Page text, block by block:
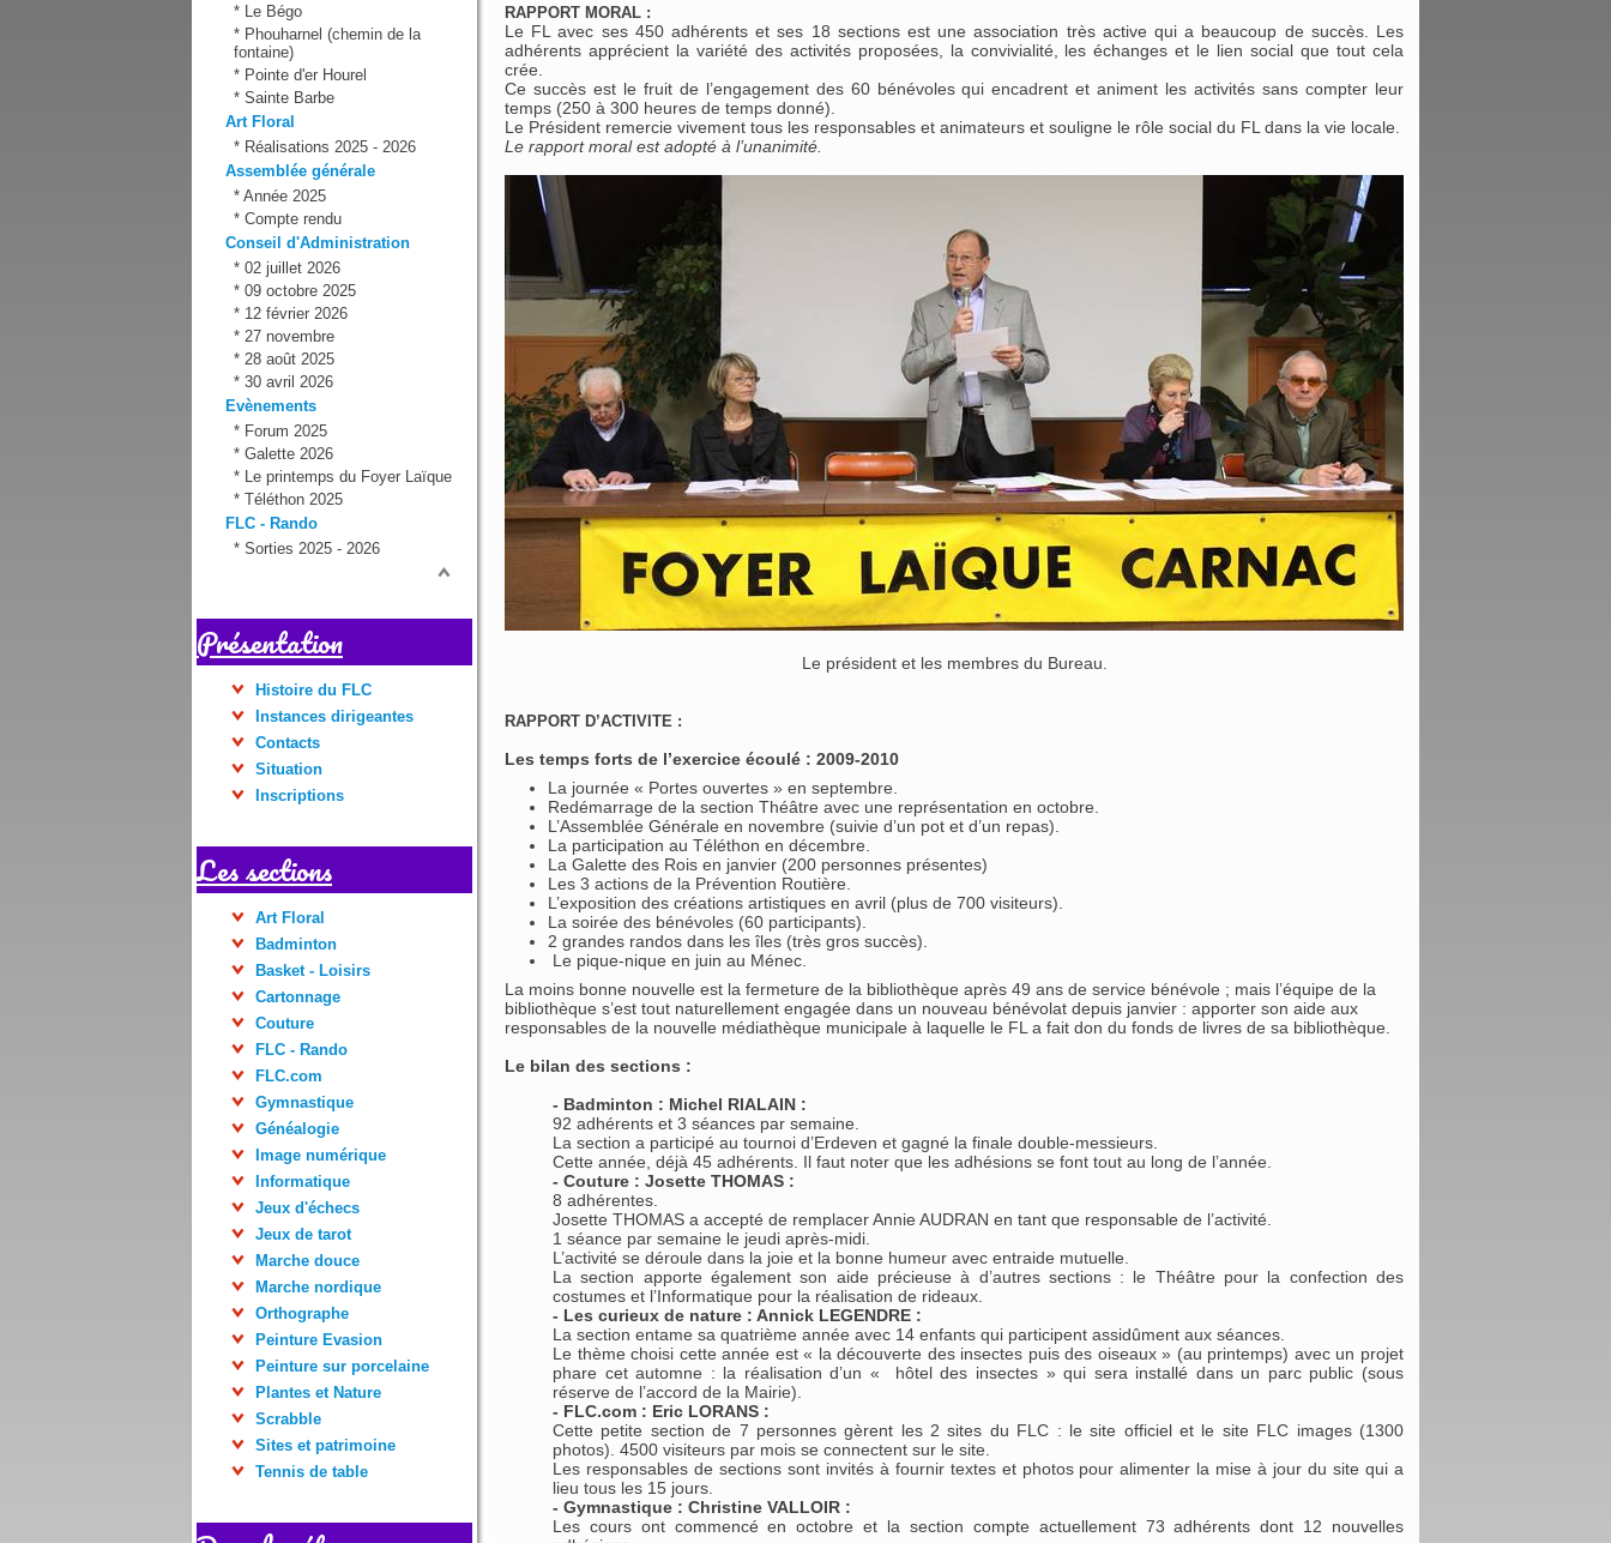
*
Le Bégo
* Phouharnel (chemin de la
fontaine)
* Pointe d'er Hourel
* Sainte Barbe
Art Floral
* Réalisations 2025 - 2026
Assemblée générale
* Année 2025
* Compte rendu
Conseil d'Administration
* 02 juillet 2026
* 09 octobre 2025
* 12 février 2026
* 27 novembre
* 28 août 2025
* 30 avril 2026
Evènements
* Forum 2025
* Galette 2026
*
Le printemps du Foyer Laïque
* Téléthon 2025
FLC - Rando
* Sorties 2025 - 2026
Présentation
Histoire du FLC
Instances dirigeantes
Contacts
Situation
Inscriptions
Les sections
Art Floral
Badminton
Basket - Loisirs
Cartonnage
Couture
FLC - Rando
FLC.com
Gymnastique
Généalogie
Image numérique
Informatique
Jeux d'échecs
Jeux de tarot
Marche douce
Marche nordique
Orthographe
Peinture Evasion
Peinture sur porcelaine
Plantes et Nature
Scrabble
Sites et patrimoine
Tennis de table
RAPPORT MORAL :
Le FL avec ses 450 adhérents et ses 18 sections est une association très active qui a beaucoup de succès. Les
adhérents apprécient la variété des activités proposées, la convivialité, les échanges et le lien social que tout cela
crée.
Ce succès est le fruit de l’engagement des 60 bénévoles qui encadrent et animent les activités sans compter leur
temps (250 à 300 heures de temps donné).
Le Président remercie vivement tous les responsables et animateurs et souligne le rôle social du FL dans la vie locale.
Le rapport moral est adopté à l’unanimité.
Le président et les membres du Bureau.
RAPPORT D’ACTIVITE :
Les temps forts de l’exercice écoulé : 2009-2010
La journée « Portes ouvertes » en septembre.
Redémarrage de la section Théâtre avec une représentation en octobre.
L’Assemblée Générale en novembre (suivie d’un pot et d’un repas).
La participation au Téléthon en décembre.
La Galette des Rois en janvier (200 personnes présentes)
Les 3 actions de la Prévention Routière.
L’exposition des créations artistiques en avril (plus de 700 visiteurs).
La soirée des bénévoles (60 participants).
2 grandes randos dans les îles (très gros succès).
Le pique-nique en juin au Ménec.
La moins bonne nouvelle est la fermeture de la bibliothèque après 49 ans de service bénévole ; mais l’équipe de la
bibliothèque s’est tout naturellement engagée dans un nouveau bénévolat depuis janvier : apporter son aide aux
responsables de la nouvelle médiathèque municipale à laquelle le FL a fait don du fonds de livres de sa bibliothèque.
Le bilan des sections :
- Badminton : Michel RIALAIN :
92 adhérents et 3 séances par semaine.
La section a participé au tournoi d’Erdeven et gagné la finale double-messieurs.
Cette année, déjà 45 adhérents. Il faut noter que les adhésions se font tout au long de l’année.
- Couture : Josette THOMAS :
8 adhérentes.
Josette THOMAS a accepté de remplacer Annie AUDRAN en tant que responsable de l’activité.
1 séance par semaine le jeudi après-midi.
L’activité se déroule dans la joie et la bonne humeur avec entraide mutuelle.
La section apporte également son aide précieuse à d’autres sections : le Théâtre pour la confection des
costumes et l’Informatique pour la réalisation de rideaux.
- Les curieux de nature : Annick LEGENDRE :
La section entame sa quatrième année avec 14 enfants qui participent assidûment aux séances.
Le thème choisi cette année est « la découverte des insectes puis des oiseaux » (au printemps) avec un projet
phare cet automne : la réalisation d’un « hôtel des insectes » qui sera installé dans un parc public (sous
réserve de l’accord de la Mairie).
- FLC.com : Eric LORANS :
Cette petite section de 7 personnes gèrent les 2 sites du FLC : le site officiel et le site FLC images (1300
photos). 4500 visiteurs par mois se connectent sur le site.
Les responsables de sections sont invités à fournir textes et photos pour alimenter la mise à jour du site qui a
lieu tous les 15 jours.
- Gymnastique : Christine VALLOIR :
Les cours ont commencé en octobre et la section compte actuellement 73 adhérents dont 12 nouvelles